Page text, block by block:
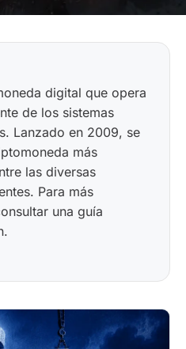
digital que opera
de los sistemas
Lanzado en 2009, se
más
las diversas
Para más
una guía